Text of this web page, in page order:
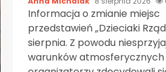
Informacja o zmianie miejsc
przedstawień „Dzieciaki
sierpnia. Z powodu
warunków atmosferycznych